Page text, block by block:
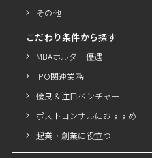
その他
こだわり条件から探す
MBAホルダー優遇
IPO関連業務
優良＆注目ベンチャー
ポストコンサルにおすすめ
起業・創業に役立つ